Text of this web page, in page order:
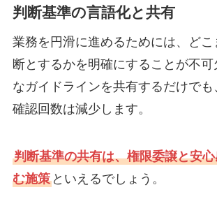
判断基準の言語化と共有
業務を円滑に進めるためには、どこ
断とするかを明確にすることが不
なガイドラインを共有するだけで
確認回数は減少します。
判断基準の共有は、権限委譲と安
む施策といえるでしょう。